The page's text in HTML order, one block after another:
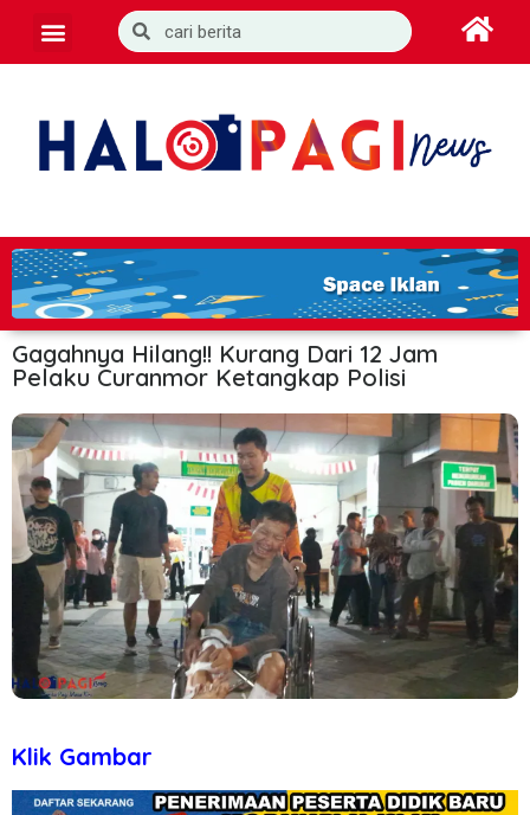
Gagahnya Hilang!! Kurang Dari 12 Jam
Pelaku Curanmor Ketangkap Polisi
Klik Gambar